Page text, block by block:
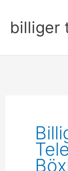
Inhalt
springen
billiger